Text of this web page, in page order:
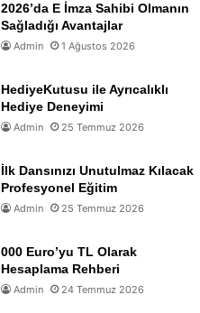
2026’da E İmza Sahibi Olmanın
Sağladığı Avantajlar
Admin 1 Ağustos 2026
HediyeKutusu ile Ayrıcalıklı
Hediye Deneyimi
Admin 25 Temmuz 2026
İlk Dansınızı Unutulmaz Kılacak
Profesyonel Eğitim
Admin 25 Temmuz 2026
000 Euro’yu TL Olarak
Hesaplama Rehberi
Admin 24 Temmuz 2026